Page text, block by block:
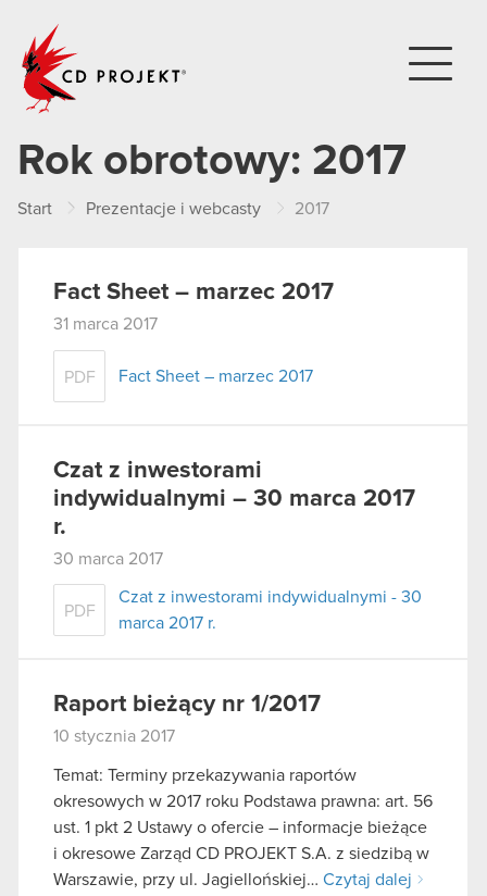
Rok obrotowy: 2017
Start Prezentacje i webcasty 2017
Fact Sheet – marzec 2017
31 marca 2017
PDF Fact Sheet – marzec 2017
Czat z inwestorami
indywidualnymi – 30 marca 2017
r.
30 marca 2017
PDF
Czat z inwestorami indywidualnymi - 30
marca 2017 r.
Raport bieżący nr 1/2017
10 stycznia 2017
Temat: Terminy przekazywania raportów
okresowych w 2017 roku Podstawa prawna: art. 56
ust. 1 pkt 2 Ustawy o ofercie – informacje bieżące
i okresowe Zarząd CD PROJEKT S.A. z siedzibą w
Warszawie, przy ul. Jagiellońskiej… Czytaj dalej